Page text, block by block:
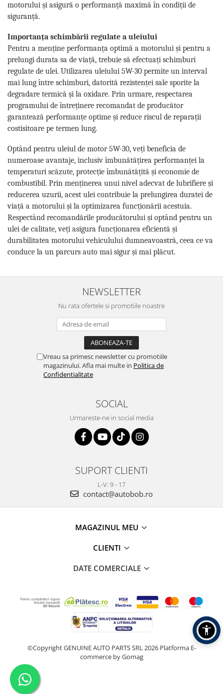
motorului și asigură o performanță maximă în condiții de
siguranță.
Importanța schimbării regulate a uleiului
Pentru a menține performanța optimă a motorului și pentru a
prelungi durata sa de viață, trebuie să efectuați schimburi
regulate de ulei. Utilizarea uleiului 5W-30 permite un interval
mai lung între schimburi, datorită rezistenței sale sporite la
degradare termică și la oxidare. Prin urmare, respectarea
programului de întreținere recomandat de producător
garantează performanțe optime și reduce riscul de reparații
costisitoare pe termen lung.
Optând pentru uleiul de motor 5W-30, veți beneficia de
numeroase avantaje, inclusiv îmbunătățirea performanței la
temperaturi scăzute, protecție îmbunătățită și economie de
combustibil. Prin menținerea unui nivel adecvat de lubrifiere și
reducerea uzurii, acest ulei contribuie la prelungirea duratei de
viață a motorului și la optimizarea funcționării acestuia.
Respectând recomandările producătorului și optând pentru un
ulei de calitate, veți asigura funcționarea eficientă și
durabilitatea motorului vehiculului dumneavoastră, ceea ce va
conduce la un parcurs auto mai sigur și mai plăcut.
NEWSLETTER
Nu rata ofertele si promotiile noastre
Vreau sa primesc newsletter cu promotiile
magazinului. Afla mai multe in Politica de
Confidentialitate
SOCIAL
Urmareste-ne in social media
SUPORT CLIENTI
L-V: 9 - 17
contact@autobob.ro
MAGAZINUL MEU
CLIENTI
DATE COMERCIALE
©Copyright GENUINE AUTO PARTS SRL 2026 Platforma E-
commerce by Gomag